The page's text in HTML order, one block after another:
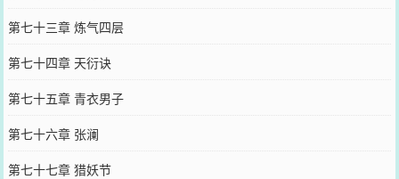
第七十三章 炼气四层
第七十四章 天衍诀
第七十五章 青衣男子
第七十六章 张澜
第七十七章 猎妖节